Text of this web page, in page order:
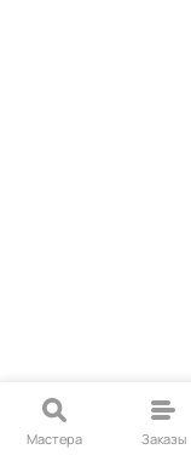
Мастера Заказы